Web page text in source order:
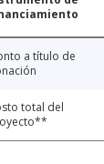
a título de
total del